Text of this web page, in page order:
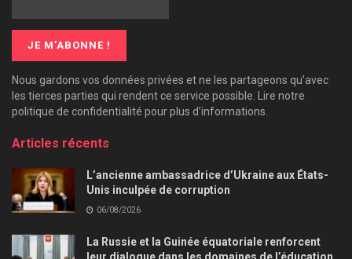
Nous gardons vos données privées et ne les partageons qu’avec
les tierces parties qui rendent ce service possible. Lire notre
politique de confidentialité pour plus d’informations.
Articles récents
L’ancienne ambassadrice d’Ukraine aux États-
Unis inculpée de corruption
06/08/2026
La Russie et la Guinée équatoriale renforcent